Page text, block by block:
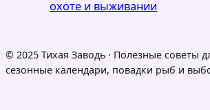
охоте и выживании
© 2025 Тихая Заводь · Полезные советы
сезонные календари, повадки рыб и